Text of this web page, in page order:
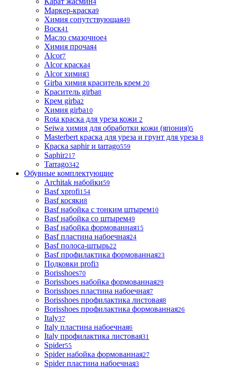
4
Маркер-краска9
Химия сопутствующая49
Воск41
Масло смазочное4
Химия прочая4
Alcor7
Alcor краска4
Alcor химия3
Girba химия краситель крем 20
Краситель girba8
Крем girba2
Химия girba10
Rota краска для уреза кожи 2
Seiwa химия для обработки кожи (япония)5
Masterbert краска для уреза и грунт для уреза 8
Краска saphir и tarrago559
Saphir217
Tarrago342
Обувные комплектующие
Architak набойки59
Basf xprofi154
Basf косяки8
Basf набойка с тонким штырем10
Basf набойка со штырем49
Basf набойка формованная15
Basf пластина набоечная24
Basf полоса-штырь22
Basf профилактика формованная23
Подковки profi3
Borisshoes70
Borisshoes набойка формованная29
Borisshoes пластина набоечная7
Borisshoes профилактика листовая8
Borisshoes профилактика формованная26
Italy37
Italy пластина набоечная6
Italy профилактика листовая31
Spider55
Spider набойка формованная27
Spider пластина набоечная3